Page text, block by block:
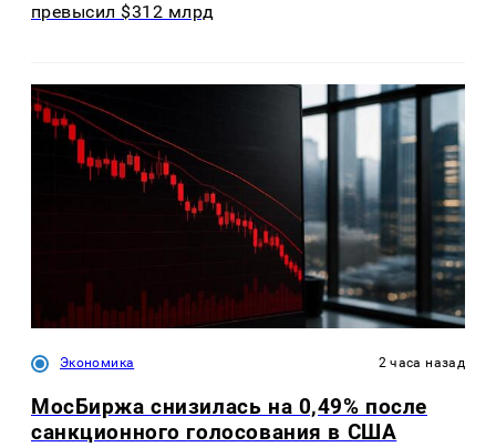
превысил $312 млрд
Экономика 2 часа назад
МосБиржа снизилась на 0,49% после
санкционного голосования в США